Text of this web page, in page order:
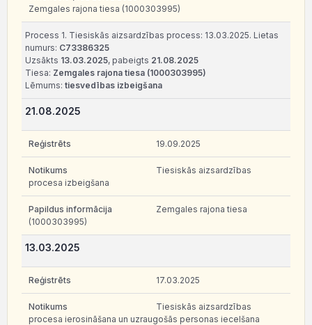
Zemgales rajona tiesa (1000303995)
Process 1. Tiesiskās aizsardzības process: 13.03.2025. Lietas
numurs: C73386325
Uzsākts 13.03.2025, pabeigts 21.08.2025
Tiesa: Zemgales rajona tiesa (1000303995)
Lēmums: tiesvedības izbeigšana
21.08.2025
19.09.2025
Tiesiskās aizsardzības
procesa izbeigšana
Zemgales rajona tiesa
(1000303995)
13.03.2025
17.03.2025
Tiesiskās aizsardzības
procesa ierosināšana un uzraugošās personas iecelšana